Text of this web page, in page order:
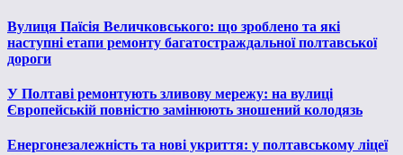
Вулиця Паїсія Величковського: що зроблено та які
наступні етапи ремонту багатостраждальної полтавської
дороги
У Полтаві ремонтують зливову мережу: на вулиці
Європейській повністю замінюють зношений колодязь
Енергонезалежність та нові укриття: у полтавському ліцеї